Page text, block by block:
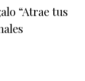
“Atrae tus